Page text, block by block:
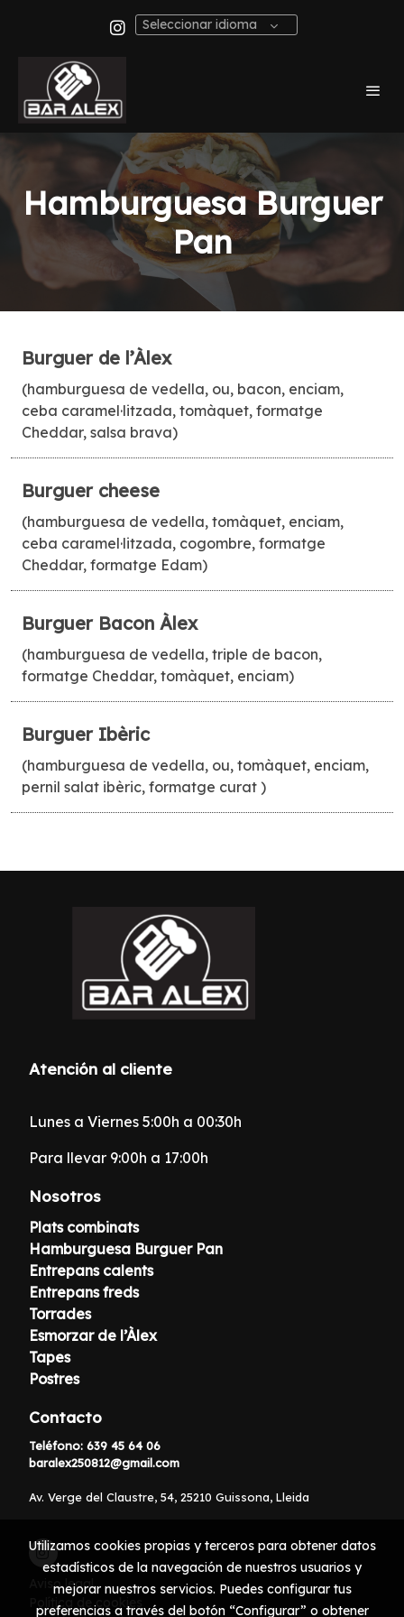
Seleccionar idioma
Hamburguesa Burguer
Pan
Burguer de l’Àlex
(hamburguesa de vedella, ou, bacon, enciam,
ceba caramel·litzada, tomàquet, formatge
Cheddar, salsa brava)
Burguer cheese
(hamburguesa de vedella, tomàquet, enciam,
ceba caramel·litzada, cogombre, formatge
Cheddar, formatge Edam)
Burguer Bacon Àlex
(hamburguesa de vedella, triple de bacon,
formatge Cheddar, tomàquet, enciam)
Burguer Ibèric
(hamburguesa de vedella, ou, tomàquet, enciam,
pernil salat ibèric, formatge curat )
Atención al cliente
Lunes a Viernes 5:00h a 00:30h
Para llevar 9:00h a 17:00h
Nosotros
Plats combinats
Hamburguesa Burguer Pan
Entrepans calents
Entrepans freds
Torrades
Esmorzar de l’Àlex
Tapes
Postres
Contacto
Teléfono: 639 45 64 06
baralex250812@gmail.com
Av. Verge del Claustre, 54, 25210 Guissona, Lleida
Aviso legal
Política de cookies
Utilizamos cookies propias y terceros para obtener datos
estadísticos de la navegación de nuestros usuarios y
mejorar nuestros servicios. Puedes configurar tus
preferencias a través del botón “Configurar” o obtener